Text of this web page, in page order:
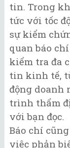
tin. Trong
tức với tốc
sự kiểm
quan báo
kiểm tra đa
tin kinh tế,
động doanh
trình thẩm
với bạn đọc.
Báo chí
việc phản